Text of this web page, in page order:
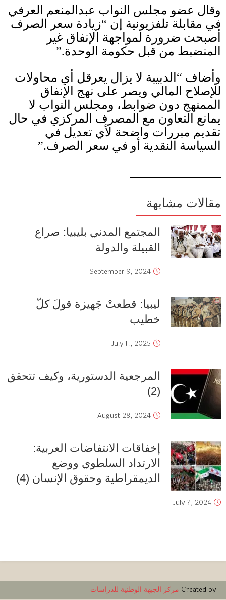
وقال عضو مجلس النواب عبدالمنعم العرفي
في مقابلة تلفزيونية إن “زيادة سعر الصرف
أصبحت ضرورة لمواجهة الإنفاق غير
المنضبط من قبل حكومة الوحدة.”
وأضاف “الدبيبة لا يزال يعرقل أي محاولات
للإصلاح المالي ويصر على نهج الإنفاق
الممنهج دون ضوابط، ومجلس النواب لا
يمانع التعاون مع المصرف المركزي في حال
تقديم مبررات واضحة لأي تعديل في
السياسة النقدية أو في سعر الصرف.”
مقالات مشابهة
المجتمع المدني بليبيا: صراع
القبيلة والدولة
September 9, 2024
ليبيا: قطعتْ جَهيزة قولَ كلّ
خطيب
July 11, 2025
المرجعية الدستورية، وكيف تتحقق
(2)
August 28, 2024
إخفاقات الانتفاضات العربية:
الارتداد السلطوي ووضع
الديمقراطية وحقوق الإنسان (4)
July 7, 2024
Created by مركز الجبهة الوطنية للدراسات